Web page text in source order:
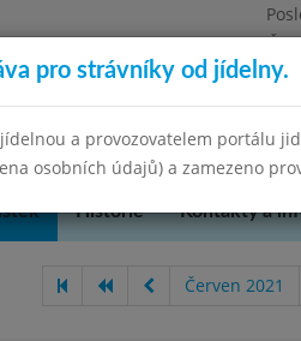
škola a střední škola Vyškov,
Historie Kontakty a
Červen 2021
pro strávníky od jídelny.
a provozovatelem portálu
osobních údajů) a zamezeno